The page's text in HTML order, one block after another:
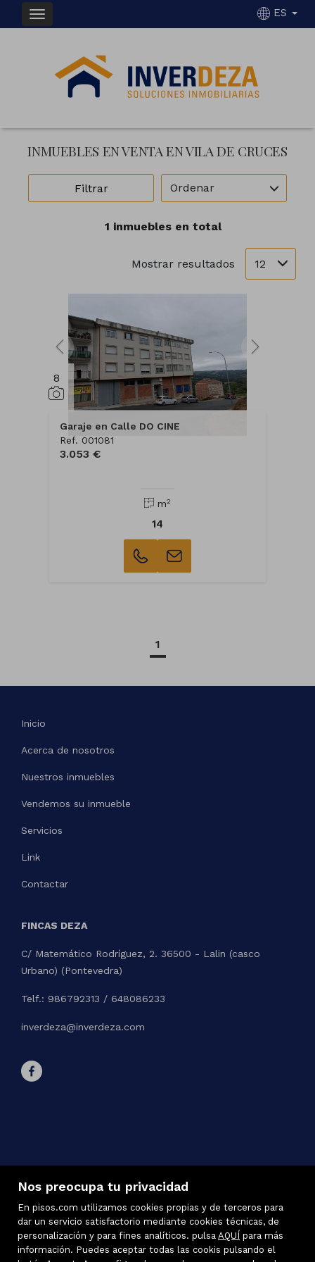
Nos preocupa tu privacidad
En pisos.com utilizamos cookies propias y de terceros para
dar un servicio satisfactorio mediante cookies técnicas, de
personalización y para fines analíticos. pulsa AQUÍ para más
información. Puedes aceptar todas las cookis pulsando el
ES
INMUEBLES EN VENTA EN VILA DE CRUCES
Filtrar Ordenar
1 inmuebles en total
Mostrar resultados 12
8
Garaje en Calle DO CINE
Ref. 001081
3.053 €
m2
14
1
Inicio
Acerca de nosotros
Nuestros inmuebles
Vendemos su inmueble
Servicios
Link
Contactar
FINCAS DEZA
C/ Matemático Rodríguez, 2. 36500 - Lalin (casco
Urbano) (Pontevedra)
Telf.: 986792313 / 648086233
inverdeza@inverdeza.com
Inmuebles destacados